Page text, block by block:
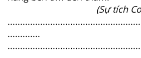
(Sự tích
.............